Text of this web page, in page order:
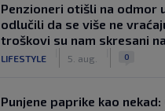
Penzioneri otišli na odmor
odlučili da se više ne
troškovi su nam skresani
LIFESTYLE 5. aug. 0
Punjene paprike kao nekad: